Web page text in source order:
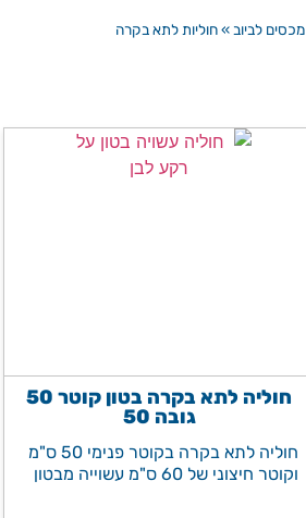
מכסים לביוב »חוליות לתא בקרה
חוליה לתא בקרה בטון קוטר 50
גובה 50
חוליה לתא בקרה בקוטר פנימי 50 ס"מ
וקוטר חיצוני של 60 ס"מ עשוייה מבטון